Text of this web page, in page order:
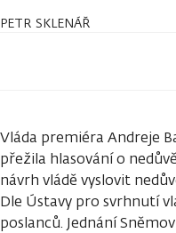
PETR SKLENÁŘ
Vláda premiéra Andreje
přežila hlasování o
návrh vládě vyslovit
Dle Ústavy pro svrhnutí
poslanců. Jednání